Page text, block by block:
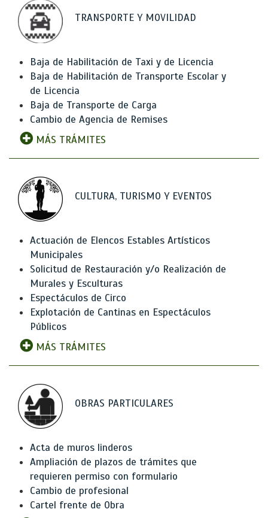
TRANSPORTE Y MOVILIDAD
Baja de Habilitación de Taxi y de Licencia
Baja de Habilitación de Transporte Escolar y
de Licencia
Baja de Transporte de Carga
Cambio de Agencia de Remises
MÁS TRÁMITES
CULTURA, TURISMO Y EVENTOS
Actuación de Elencos Estables Artísticos
Municipales
Solicitud de Restauración y/o Realización de
Murales y Esculturas
Espectáculos de Circo
Explotación de Cantinas en Espectáculos
Públicos
MÁS TRÁMITES
OBRAS PARTICULARES
Acta de muros linderos
Ampliación de plazos de trámites que
requieren permiso con formulario
Cambio de profesional
Cartel frente de Obra